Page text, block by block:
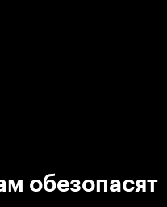
обезопасят